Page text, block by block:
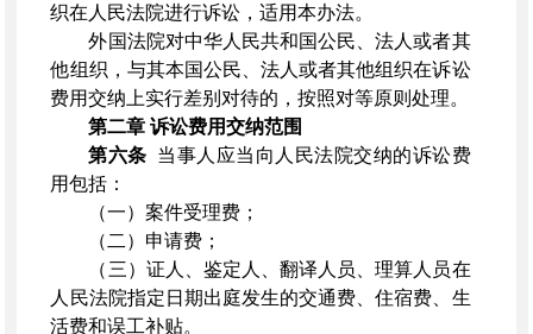
织在人民法院进行诉讼，适用本办法。
外国法院对中华人民共和国公民、法人或者其
他组织，与其本国公民、法人或者其他组织在诉讼
费用交纳上实行差别对待的，按照对等原则处理。
第二章 诉讼费用交纳范围
第六条 当事人应当向人民法院交纳的诉讼费
用包括：
（一）案件受理费；
（二）申请费；
（三）证人、鉴定人、翻译人员、理算人员在
人民法院指定日期出庭发生的交通费、住宿费、生
活费和误工补贴。